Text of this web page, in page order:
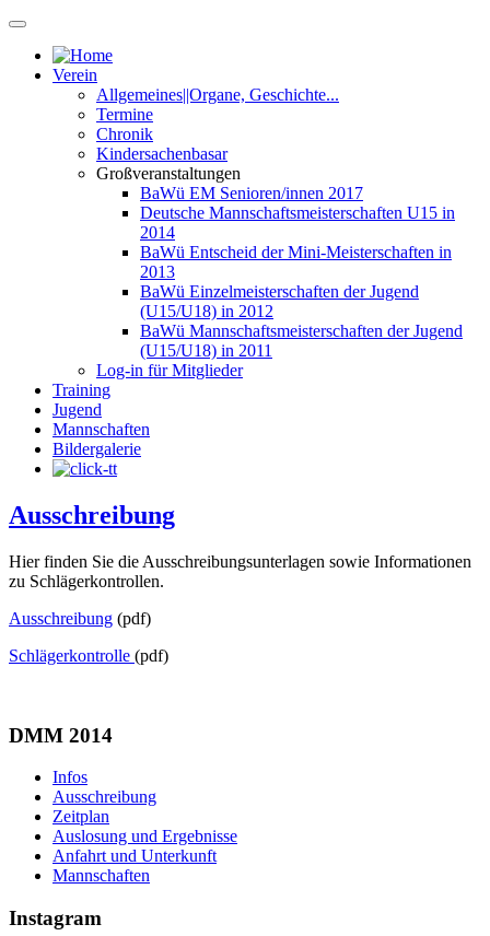
Verein
Allgemeines||Organe, Geschichte...
Termine
Chronik
Kindersachenbasar
Großveranstaltungen
BaWü EM Senioren/innen 2017
Deutsche Mannschaftsmeisterschaften U15 in
2014
BaWü Entscheid der Mini-Meisterschaften in
2013
BaWü Einzelmeisterschaften der Jugend
(U15/U18) in 2012
BaWü Mannschaftsmeisterschaften der Jugend
(U15/U18) in 2011
Log-in für Mitglieder
Training
Jugend
Mannschaften
Bildergalerie
Ausschreibung
Hier finden Sie die Ausschreibungsunterlagen sowie Informationen
zu Schlägerkontrollen.
Ausschreibung (pdf)
Schlägerkontrolle (pdf)
DMM 2014
Infos
Ausschreibung
Zeitplan
Auslosung und Ergebnisse
Anfahrt und Unterkunft
Mannschaften
Instagram